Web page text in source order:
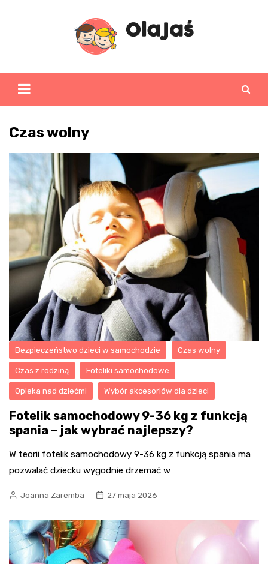
Czas wolny
Bezpieczeństwo dzieci w samochodzie Czas wolny
Czas z rodziną Foteliki samochodowe
Opieka nad dziećmi Wybór akcesoriów dla dzieci
Fotelik samochodowy 9-36 kg z funkcją
spania – jak wybrać najlepszy?
W teorii fotelik samochodowy 9-36 kg z funkcją spania ma
pozwalać dziecku wygodnie drzemać w
Joanna Zaremba 27 maja 2026